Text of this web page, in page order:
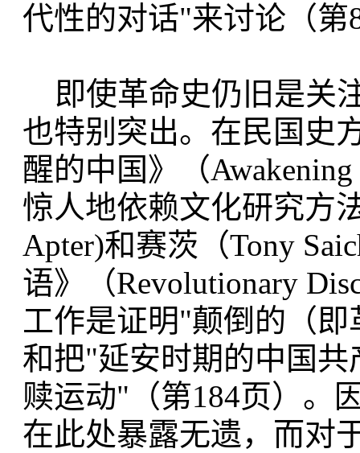
代性的对话"来讨论（第
即使革命史仍旧是关
也特别突出。在民国史
醒的中国》（
惊人地依赖文化研究方
Apter)和赛茨（Tony
语》（Revolutionary
工作是证明"颠倒的（
和把"延安时期的中国
赎运动"（第184页）。
在此处暴露无遗，而对